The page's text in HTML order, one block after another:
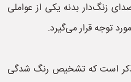
زنگ‌دار بدنه یکی از عواملی
توجه قرار می‌گیرد.
ذکر است که تشخیص رنگ شدگی